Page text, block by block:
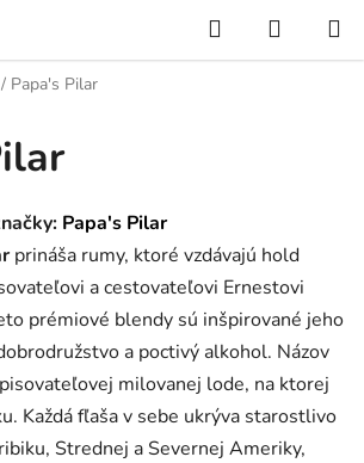
Hľadať
KOŠÍK
/ Papa's Pilar
Papa's Pilar
prináša rumy, ktoré vzdávajú hold
a cestovateľovi Ernestovi
prémiové blendy sú inšpirované jeho
a poctivý alkohol. Názov
milovanej lode, na ktorej
Každá fľaša v sebe ukrýva starostlivo
Strednej a Severnej Ameriky,